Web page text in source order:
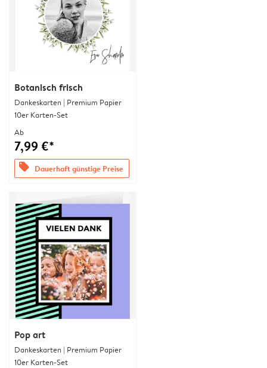
Botanisch frisch
Dankeskarten | Premium Papier
10er Karten-Set
Ab
7,99 €*
offers Dauerhaft günstige Preise
Pop art
Dankeskarten | Premium Papier
10er Karten-Set